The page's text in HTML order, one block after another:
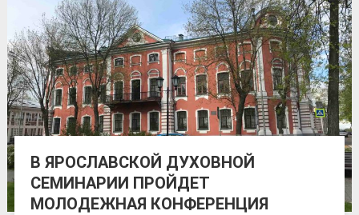
В ЯРОСЛАВСКОЙ ДУХОВНОЙ
СЕМИНАРИИ ПРОЙДЕТ
МОЛОДЕЖНАЯ КОНФЕРЕНЦИЯ